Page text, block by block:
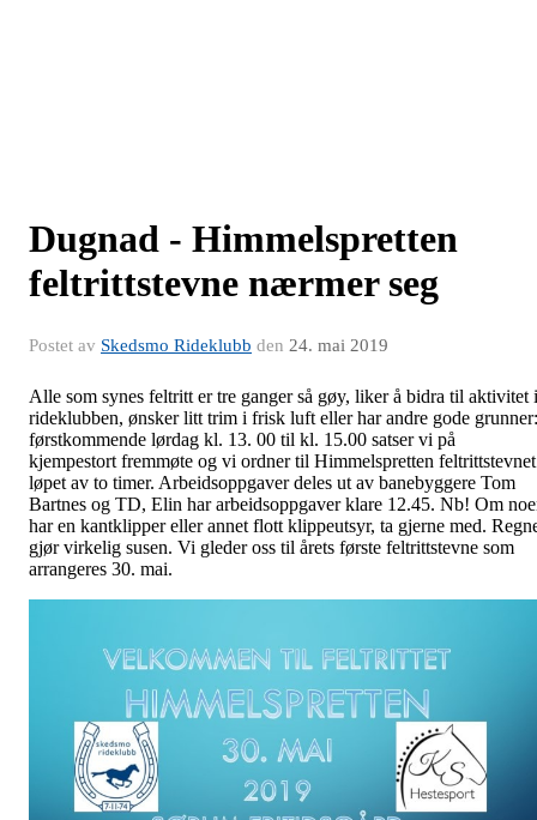
Dugnad - Himmelspretten
feltrittstevne nærmer seg
Postet av Skedsmo Rideklubb den 24. mai 2019
Alle som synes feltritt er tre ganger så gøy, liker å bidra til aktivitet i
rideklubben, ønsker litt trim i frisk luft eller har andre gode grunner:
førstkommende lørdag kl. 13. 00 til kl. 15.00 satser vi på
kjempestort fremmøte og vi ordner til Himmelspretten
løpet av to timer. Arbeidsoppgaver deles ut av banebyggere Tom
Bartnes og TD, Elin har arbeidsoppgaver klare 12.45. Nb! Om
har en kantklipper eller annet flott klippeutsyr, ta gjerne med.
gjør virkelig susen. Vi gleder oss til årets første feltrittstevne som
arrangeres 30. mai.